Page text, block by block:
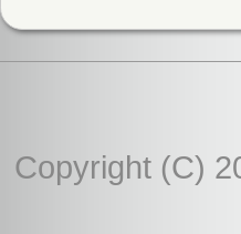
Copyright (C)